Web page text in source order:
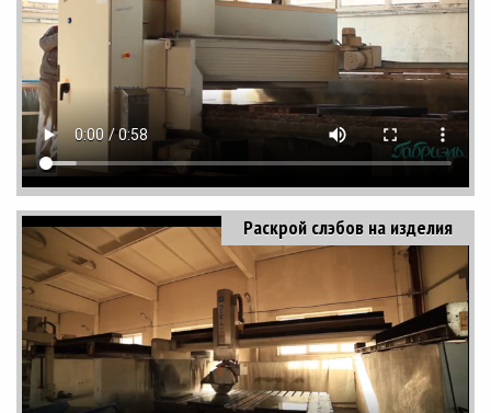
Раскрой слэбов на изделия